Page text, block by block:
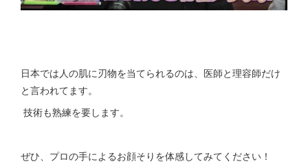
日本では人の肌に刃物を当てられるのは、医師と理容師だけ
と言われてます。
技術も熟練を要します。
ぜひ、プロの手によるお顔そりを体感してみてください！